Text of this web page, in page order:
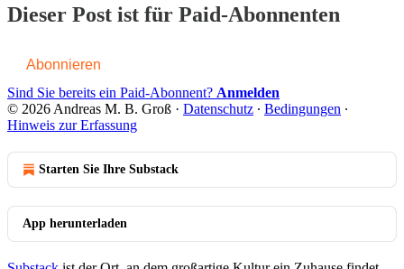
Dieser Post ist für Paid-Abonnenten
Abonnieren
Sind Sie bereits ein Paid-Abonnent? Anmelden
© 2026 Andreas M. B. Groß · Datenschutz ∙ Bedingungen ∙
Hinweis zur Erfassung
Starten Sie Ihre Substack
App herunterladen